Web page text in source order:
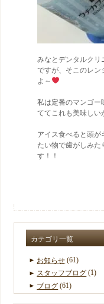
みなとデンタルクリ
ですが、そこのレン
よ～
私は定番のマンゴー
ててこれも美味しい
アイス食べると頭
たい物で歯がしみた
す！！
カテゴリ一覧
お知らせ (61)
スタッフブログ (1)
ブログ (61)